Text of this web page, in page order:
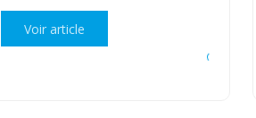
Voir article